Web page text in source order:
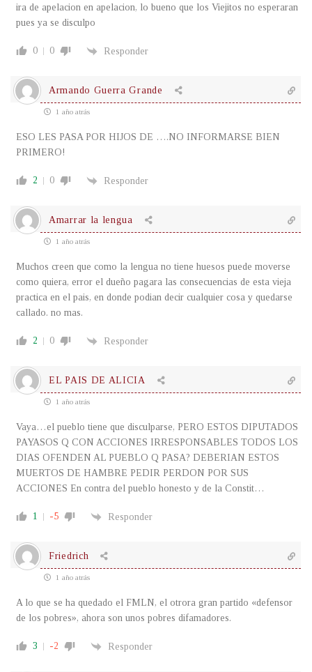
ira de apelacion en apelacion, lo bueno que los Viejitos no esperaran
pues ya se disculpo
0 0 Responder
Armando Guerra Grande
1 año atrás
ESO LES PASA POR HIJOS DE ….NO INFORMARSE BIEN
PRIMERO!
2 0 Responder
Amarrar la lengua
1 año atrás
Muchos creen que como la lengua no tiene huesos puede moverse
como quiera, error el dueño pagara las consecuencias de esta vieja
practica en el pais, en donde podian decir cualquier cosa y quedarse
callado. no mas.
2 0 Responder
EL PAIS DE ALICIA
1 año atrás
Vaya…el pueblo tiene que disculparse, PERO ESTOS DIPUTADOS
PAYASOS Q CON ACCIONES IRRESPONSABLES TODOS LOS
DIAS OFENDEN AL PUEBLO Q PASA? DEBERIAN ESTOS
MUERTOS DE HAMBRE PEDIR PERDON POR SUS
ACCIONES En contra del pueblo honesto y de la Constit…
1 -5 Responder
Friedrich
1 año atrás
A lo que se ha quedado el FMLN, el otrora gran partido «defensor
de los pobres», ahora son unos pobres difamadores.
3 -2 Responder